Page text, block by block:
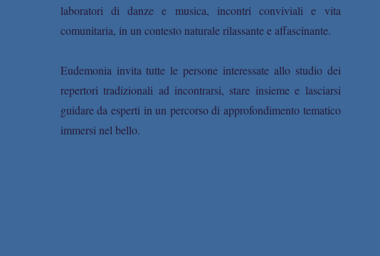
laboratori di danze e musica, incontri conviviali e vita
comunitaria, in un contesto naturale rilassante e affascinante.
Eudemonia invita tutte le persone interessate allo studio dei
repertori tradizionali ad incontrarsi, stare insieme e lasciarsi
guidare da esperti in un percorso di approfondimento tematico
immersi nel bello.